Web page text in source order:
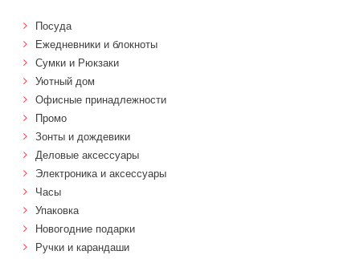
Посуда
Ежедневники и блокноты
Сумки и Рюкзаки
Уютный дом
Офисные принадлежности
Промо
Зонты и дождевики
Деловые аксессуары
Электроника и аксессуары
Часы
Упаковка
Новогодние подарки
Ручки и карандаши